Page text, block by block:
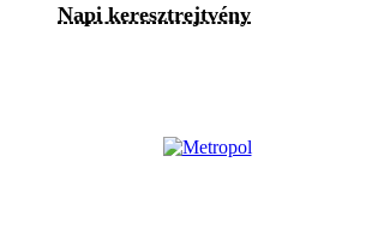
Napi keresztrejtvény